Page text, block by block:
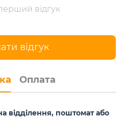
відгук
відгук
Оплата
поштомат або